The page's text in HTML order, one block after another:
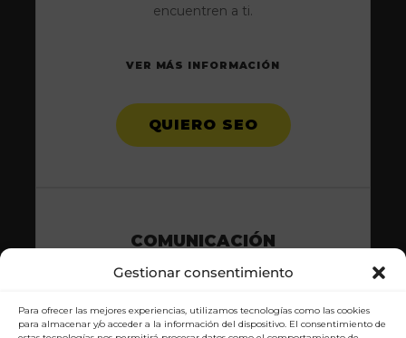
Gestionar consentimiento
Para ofrecer las mejores experiencias, utilizamos tecnologías como las cookies
para almacenar y/o acceder a la información del dispositivo. El consentimiento de
encuentren a ti.
VER MÁS INFORMACIÓN
QUIERO SEO
COMUNICACIÓN
A medida
Nos encargamos de hacer que más clientes